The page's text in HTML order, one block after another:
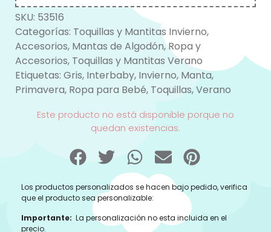
SKU: 53516
Categorías: Toquillas y Mantitas Invierno,
Accesorios, Mantas de Algodón,Ropa y
Accesorios, Toquillas y Mantitas Verano
Etiquetas: Gris, Interbaby, Invierno, Manta,
Primavera, Ropa para Bebé, Toquillas,Verano
Este producto no está disponible porque no
quedan existencias.
Los productos personalizados se hacen bajo pedido, verifica
que el producto sea personalizable:
Importante: La personalización no esta incluida en el
precio.